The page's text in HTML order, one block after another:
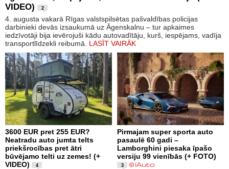
VIDEO)
2
4. augusta vakarā Rīgas valstspilsētas pašvaldības policijas
darbinieki devās izsaukumā uz Āgenskalnu – tur apkaimes
iedzīvotāji bija ievērojuši kādu autovadītāju, kurš, iespējams, vadīja
transportlīdzekli reibumā. LASĪT VAIRĀK
3600 EUR pret 255 EUR?
Neatradu auto jumta telts
priekšrocības pret ātri
būvējamo telti uz zemes! (+
VIDEO)
4
Pirmajam super sporta auto
pasaulē 60 gadi –
Lamborghini piesaka īpašo
versiju 99 vienībās (+ FOTO)
3